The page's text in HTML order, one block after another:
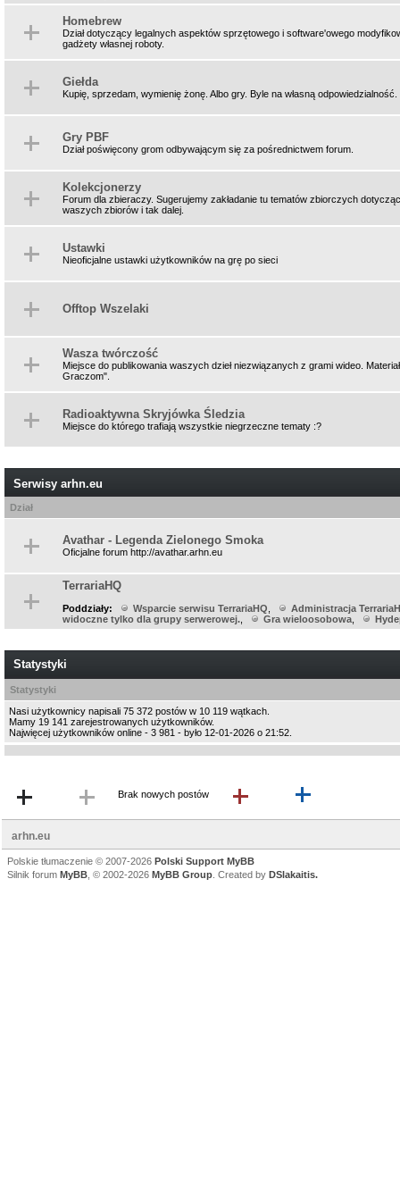
Homebrew
Dział dotyczący legalnych aspektów sprzętowego i software'owego
gadżety własnej roboty.
Giełda
Kupię, sprzedam, wymienię żonę. Albo gry. Byle na własną odpowiedzialność.
Gry PBF
Dział poświęcony grom odbywającym się za pośrednictwem forum.
Kolekcjonerzy
Forum dla zbieraczy. Sugerujemy zakładanie tu tematów zbiorczych
waszych zbiorów i tak dalej.
Ustawki
Nieoficjalne ustawki użytkowników na grę po sieci
Offtop Wszelaki
Wasza twórczość
Miejsce do publikowania waszych dzieł niezwiązanych z grami wideo.
Graczom".
Radioaktywna Skryjówka Śledzia
Miejsce do którego trafiają wszystkie niegrzeczne tematy :?
Serwisy arhn.eu
Dział
Avathar - Legenda Zielonego Smoka
Oficjalne forum http://avathar.arhn.eu
TerrariaHQ
Poddziały: Wsparcie serwisu TerrariaHQ
Administracja
widoczne tylko dla grupy serwerowej.
Gra wieloosobowa
Statystyki
Statystyki
Nasi użytkownicy napisali 75 372 postów w 10 119 wątkach.
Mamy 19 141 zarejestrowanych użytkowników.
Najwięcej użytkowników online - 3 981 - było 12-01-2026 o 21:52.
Brak nowych postów
arhn.eu
Polskie tłumaczenie © 2007-2026 Polski Support MyBB
Silnik forum MyBB , © 2002-2026 MyBB Group . Created by DSlakaitis.